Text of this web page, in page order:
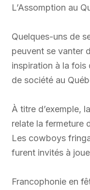
L’Assomption au
Quelques-uns de
peuvent se vanter
inspiration à la fois
de société au
À titre d’exemple,
relate la fermeture
Les cowboys
furent invités à
Francophonie en